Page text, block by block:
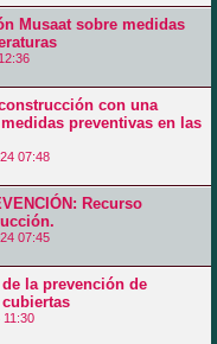
Musaat sobre medidas
con una
preventivas en las
07:48
Recurso
07:45
la prevención de
11:30